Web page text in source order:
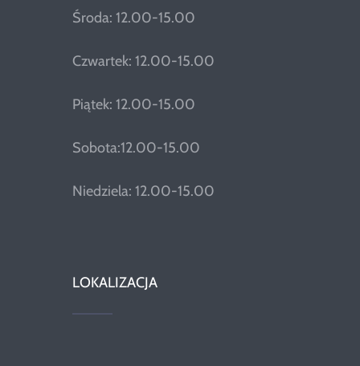
Środa: 12.00-15.00
Czwartek: 12.00-15.00
Piątek: 12.00-15.00
Sobota:12.00-15.00
Niedziela: 12.00-15.00
LOKALIZACJA